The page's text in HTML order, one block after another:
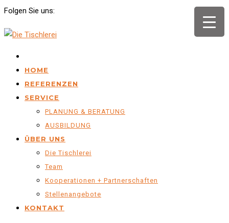
Folgen Sie uns:
HOME
REFERENZEN
SERVICE
PLANUNG & BERATUNG
AUSBILDUNG
ÜBER UNS
Die Tischlerei
Team
Kooperationen + Partnerschaften
Stellenangebote
KONTAKT